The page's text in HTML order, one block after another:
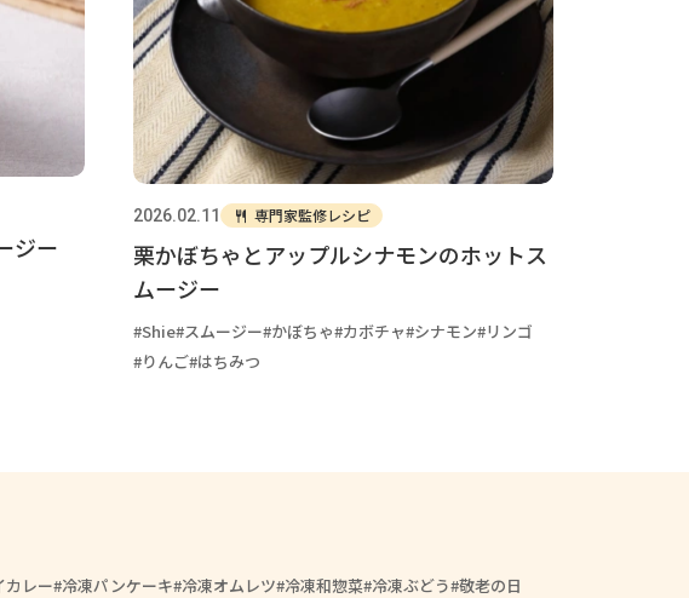
ジー
2026.02.11 専門家監修レシピ
栗かぼちゃとアップルシナモンのホットス
ムージー
Shie スムージー かぼちゃ カボチャ シナモン リンゴ
りんご はちみつ
カレー 冷凍パンケーキ 冷凍オムレツ 冷凍和惣菜 冷凍ぶどう 敬老の日